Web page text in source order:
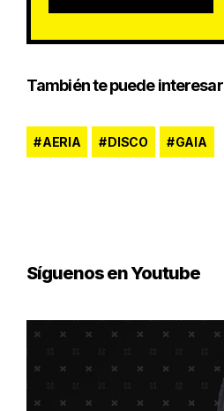
También te puede interesar
AERIA DISCO GAIA
Síguenos en Youtube